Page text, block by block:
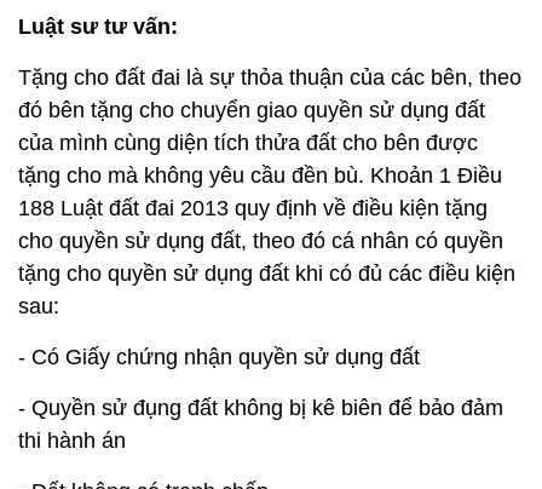
Luật sư tư vấn:
Tặng cho đất đai là sự thỏa thuận của các bên, theo
đó bên tặng cho chuyển giao quyền sử dụng đất
của mình cùng diện tích thửa đất cho bên được
tặng cho mà không yêu cầu đền bù. Khoản 1 Điều
188 Luật đất đai 2013 quy định về điều kiện tặng
cho quyền sử dụng đất, theo đó cá nhân có quyền
tặng cho quyền sử dụng đất khi có đủ các điều kiện
sau:
- Có Giấy chứng nhận quyền sử dụng đất
- Quyền sử đụng đất không bị kê biên để bảo đảm
thi hành án